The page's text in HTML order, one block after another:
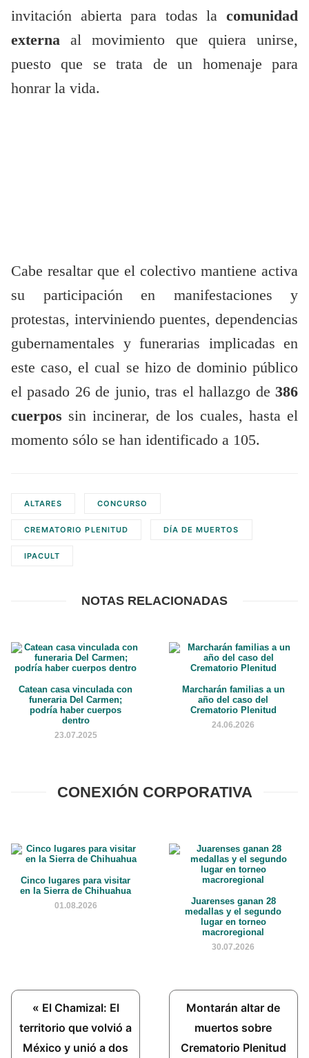
invitación abierta para todas la comunidad
externa al movimiento que quiera unirse,
puesto que se trata de un homenaje para
honrar la vida.
Cabe resaltar que el colectivo mantiene activa
su participación en manifestaciones y
protestas, interviniendo puentes, dependencias
gubernamentales y funerarias implicadas en
este caso, el cual se hizo de dominio público
el pasado 26 de junio, tras el hallazgo de 386
cuerpos sin incinerar, de los cuales, hasta el
momento sólo se han identificado a 105.
ALTARES CONCURSO
CREMATORIO PLENITUD DÍA DE MUERTOS
IPACULT
NOTAS RELACIONADAS
Catean casa vinculada con
funeraria Del Carmen;
podría haber cuerpos
dentro
23.07.2025
Marcharán familias a un
año del caso del
Crematorio Plenitud
24.06.2026
CONEXIÓN CORPORATIVA
Cinco lugares para visitar
en la Sierra de Chihuahua
01.08.2026
Juarenses ganan 28
medallas y el segundo
lugar en torneo
macroregional
30.07.2026
Previous
Post:
« El Chamizal: El
territorio que volvió a
México y unió a dos
Next
Post:
Montarán altar de
muertos sobre
Crematorio Plenitud